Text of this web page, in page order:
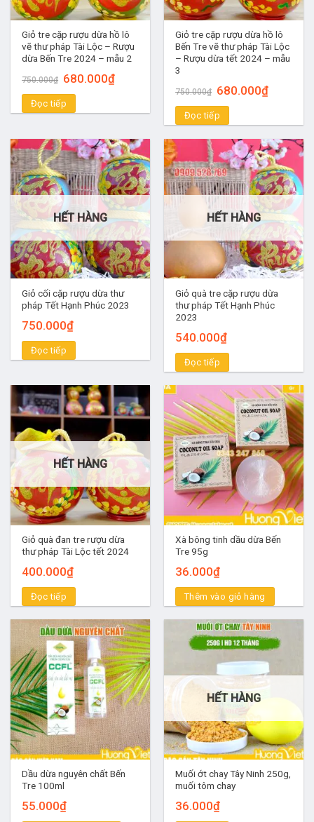
Giỏ tre cặp rượu dừa hồ lô
vẽ thư pháp Tài Lộc – Rượu
dừa Bến Tre 2024 – mẫu 2
750.000₫ Giá
gốc
là:
750.000₫.
680.000₫Giá
hiện
680.000₫.
Đọc tiếp
Giỏ tre cặp rượu dừa hồ lô
Bến Tre vẽ thư pháp Tài Lộc
– Rượu dừa tết 2024 – mẫu
3
750.000₫ Giá
gốc
là:
750.000₫.
680.000₫Giá
hiện
680.000₫.
Đọc tiếp
HẾT HÀNG
Giỏ cối cặp rượu dừa thư
pháp Tết Hạnh Phúc 2023
750.000₫
Đọc tiếp
HẾT HÀNG
Giỏ quà tre cặp rượu dừa
thư pháp Tết Hạnh Phúc
2023
540.000₫
Đọc tiếp
HẾT HÀNG
Giỏ quà đan tre rượu dừa
thư pháp Tài Lộc tết 2024
400.000₫
Đọc tiếp
Xà bông tinh dầu dừa Bến
Tre 95g
36.000₫
Thêm vào giỏ hàng
Dầu dừa nguyên chất Bến
Tre 100ml
55.000₫
HẾT HÀNG
Muối ớt chay Tây Ninh 250g,
muối tôm chay
36.000₫